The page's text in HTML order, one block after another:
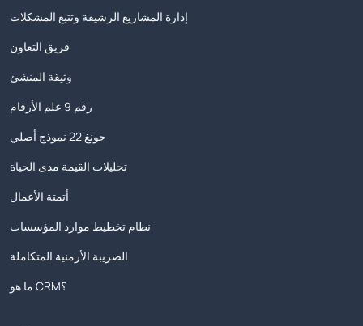
إدارة المشاريع الرشيقة وتتبع المشكلات
فريق التعاون
وثيقة المنشئ
رقم 9 علم الأرقام
جونغ 22 نموذج أصلي
تحليلات القيمة مدى الحياة
أتمتة الأعمال
نظام تخطيط موارد المؤسسات
الضريبة الأرمنية المتكاملة
ما هو CRM؟